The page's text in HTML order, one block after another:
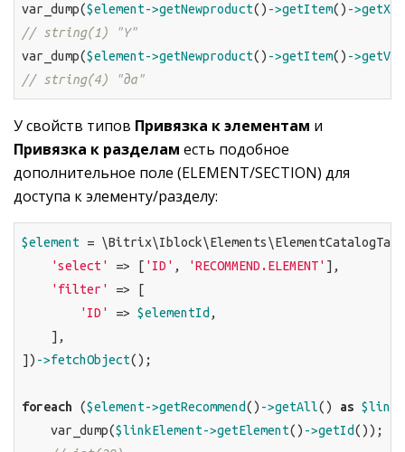
var_dump($element->getNewproduct() ->getItem() -
// string(1) "Y"
var_dump($element->getNewproduct() ->getItem() -
// string(4) "да"
У свойств типов Привязка к элементам и
Привязка к разделам есть подобное
дополнительное поле (ELEMENT/SECTION) для
доступа к элементу/разделу:
$element =
'select'
=> [ 'ID' , 'RECOMMEND.ELEMENT' ],
'filter'
=> [
'ID'
=> $elementId ,
    ],
]) ->fetchObject();
foreach ($element->getRecommend() ->getAll() as
    var_dump(
$linkElement->getElement() ->getId());